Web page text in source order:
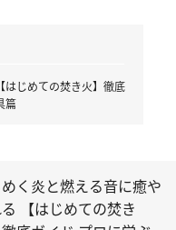
はじめての焚き火】徹底
篇
く炎と燃える音に癒や
【はじめての焚き